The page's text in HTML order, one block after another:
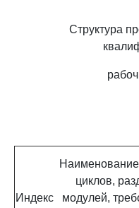
Структура
Индекс
циклов,
модулей,